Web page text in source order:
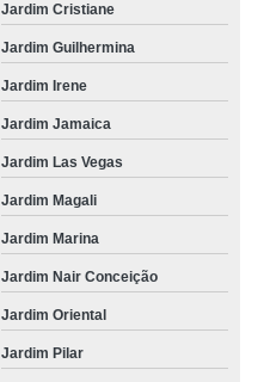
Jardim Cristiane
Jardim Guilhermina
Jardim Irene
Jardim Jamaica
Jardim Las Vegas
Jardim Magali
Jardim Marina
Jardim Nair Conceição
Jardim Oriental
Jardim Pilar